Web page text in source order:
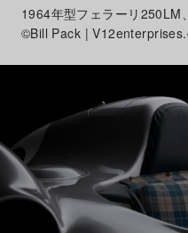
1964年型フェラーリ
©Bill Pack |